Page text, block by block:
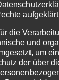
die
und
um
der über